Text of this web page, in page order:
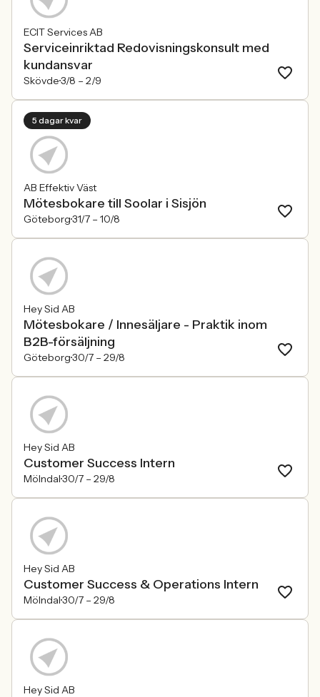
ECIT Services AB
Serviceinriktad Redovisningskonsult med
kundansvar
Skövde3/8 – 2/9
5 dagar kvar
AB Effektiv Väst
Mötesbokare till Soolar i Sisjön
Göteborg31/7 – 10/8
Hey Sid AB
Mötesbokare / Innesäljare - Praktik inom
B2B-försäljning
Göteborg30/7 – 29/8
Hey Sid AB
Customer Success Intern
Mölndal30/7 – 29/8
Hey Sid AB
Customer Success & Operations Intern
Mölndal30/7 – 29/8
Hey Sid AB